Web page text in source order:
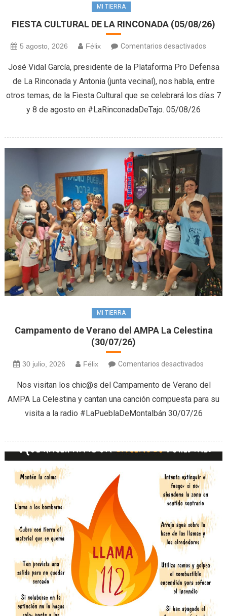
MI TIERRA
FIESTA CULTURAL DE LA RINCONADA (05/08/26)
5 agosto, 2026 Félix Comentarios desactivados
DE
LA
José Vidal García, presidente de la Plataforma Pro Defensa
de La Rinconada y Antonia (junta vecinal), nos habla, entre
otros temas, de la Fiesta Cultural que se celebrará los días 7
y 8 de agosto en #LaRinconadaDeTajo. 05/08/26
MI TIERRA
Campamento de Verano del AMPA La Celestina
(30/07/26)
30 julio, 2026 Félix Comentarios desactivados
de
Verano
La
(30/
Nos visitan los chic@s del Campamento de Verano del
AMPA La Celestina y cantan una canción compuesta para su
visita a la radio #LaPueblaDeMontalbán 30/07/26